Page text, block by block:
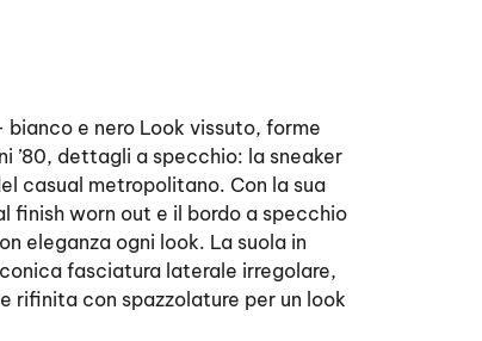
bianco e nero Look vissuto, forme
’80, dettagli a specchio: la sneaker
casual metropolitano. Con la sua
finish worn out e il bordo a specchio
eleganza ogni look. La suola in
fasciatura laterale irregolare,
rifinita con spazzolature per un look